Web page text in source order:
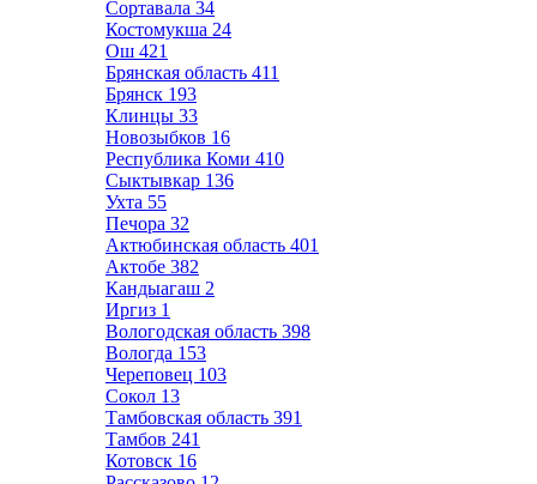
Сортавала 34
Костомукша 24
Ош 421
Брянская область 411
Брянск 193
Клинцы 33
Новозыбков 16
Республика Коми 410
Сыктывкар 136
Ухта 55
Печора 32
Актюбинская область 401
Актобе 382
Кандыагаш 2
Иргиз 1
Вологодская область 398
Вологда 153
Череповец 103
Сокол 13
Тамбовская область 391
Тамбов 241
Котовск 16